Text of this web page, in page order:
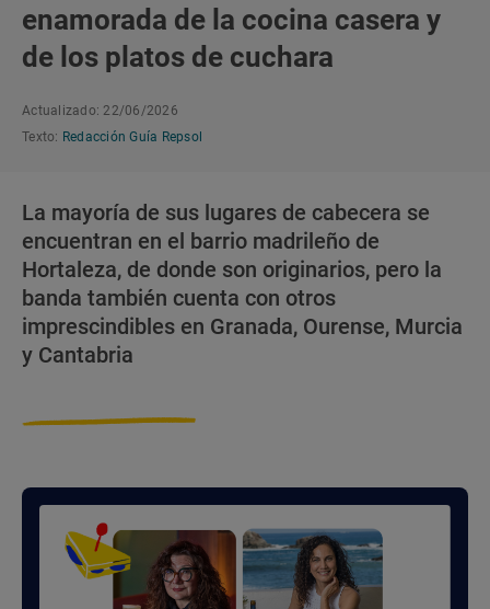
enamorada de la cocina casera y
de los platos de cuchara
Actualizado: 22/06/2026
Texto: Redacción Guía Repsol
La mayoría de sus lugares de cabecera se
encuentran en el barrio madrileño de
Hortaleza, de donde son originarios, pero la
banda también cuenta con otros
imprescindibles en Granada, Ourense, Murcia
y Cantabria